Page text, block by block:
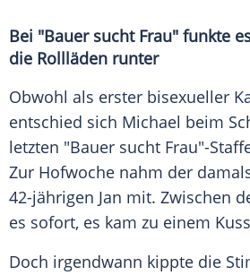
Bei "Bauer sucht Frau" funkte
die Rollläden runter
Obwohl als erster bisexueller
entschied sich Michael beim
letzten "Bauer sucht Frau"-
Zur Hofwoche nahm der
42-jährigen Jan mit. Zwischen
es sofort, es kam zu einem
Doch irgendwann kippte die